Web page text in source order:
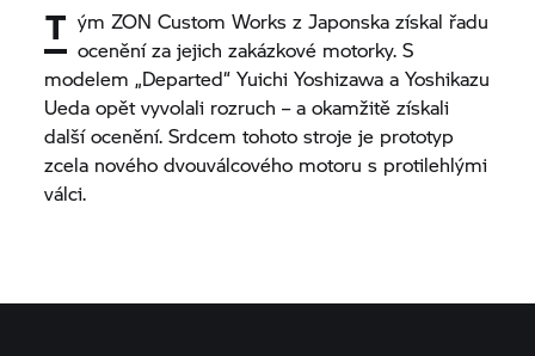
T ým ZON Custom Works z Japonska získal řadu
ocenění za jejich zakázkové motorky. S
modelem „Departed“ Yuichi Yoshizawa a Yoshikazu
Ueda opět vyvolali rozruch – a okamžitě získali
další ocenění. Srdcem tohoto stroje je prototyp
zcela nového dvouválcového motoru s protilehlými
válci.